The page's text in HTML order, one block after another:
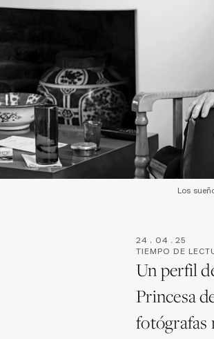
Los
24 . 04 . 25
TIEMPO DE
Un perfil
Princesa
fotógrafas